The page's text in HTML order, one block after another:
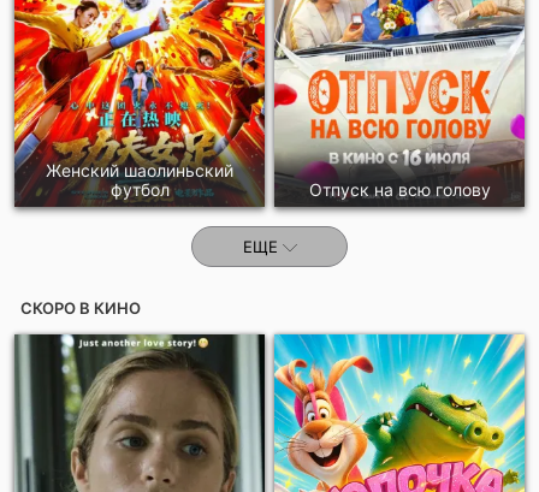
Женский шаолиньский
футбол
Отпуск на всю голову
ЕЩЕ
СКОРО В КИНО